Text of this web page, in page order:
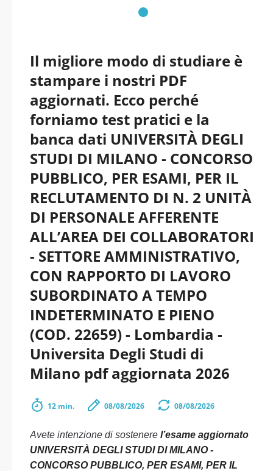
Il migliore modo di studiare è
stampare i nostri PDF
aggiornati. Ecco perché
forniamo test pratici e la
banca dati UNIVERSITÀ DEGLI
STUDI DI MILANO - CONCORSO
PUBBLICO, PER ESAMI, PER IL
RECLUTAMENTO DI N. 2 UNITÀ
DI PERSONALE AFFERENTE
ALL’AREA DEI COLLABORATORI
- SETTORE AMMINISTRATIVO,
CON RAPPORTO DI LAVORO
SUBORDINATO A TEMPO
INDETERMINATO E PIENO
(COD. 22659) - Lombardia -
Universita Degli Studi di
Milano pdf aggiornata 2026
12 min. 08/08/2026 08/08/2026
Avete intenzione di sostenere l’esame aggiornato
UNIVERSITÀ DEGLI STUDI DI MILANO -
CONCORSO PUBBLICO, PER ESAMI, PER IL